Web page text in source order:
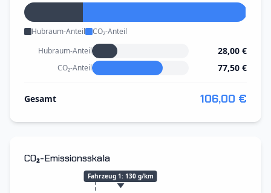
Hubraum-Anteil
CO₂-Anteil
Hubraum-Anteil
28,00 €
CO₂-Anteil 77,50 €
Gesamt 106,00 €
CO₂-Emissionsskala
Fahrzeug 1: 130 g/km